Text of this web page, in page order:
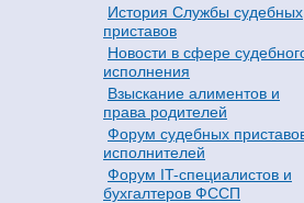
История Службы судебных
приставов
Hовости в сфере
исполнения
Взыскание алиментов и
права родителей
Форум судебных
исполнителей
Форум IT-специалистов и
бухгалтеров ФССП